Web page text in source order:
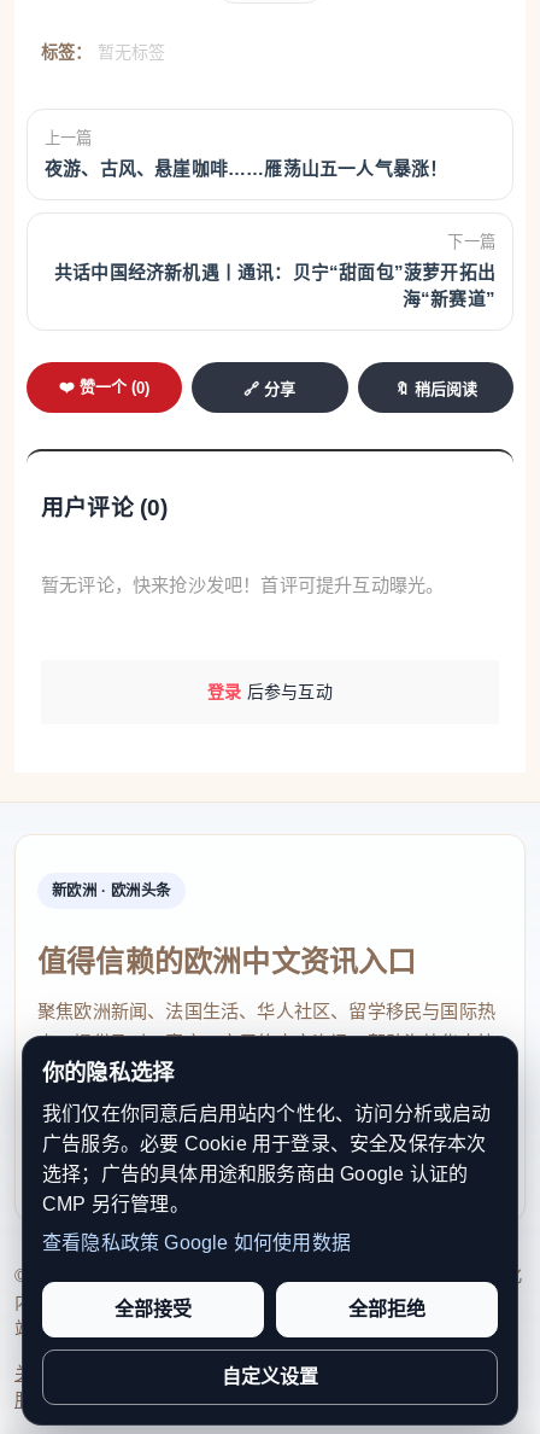
控制，在法庭旧址听完集中讲解后，观众的自由参观
新华社记者一行根据预约时间，在导游的带领下进入
防卫省。在防卫省高楼群的一处角落，外观素白、占
地规模不大的市谷纪念馆坐落于此，具有重大历史意
实际上，如今的市谷纪念馆，只是当年法庭的小部分
本部，也被称为“1号馆”，位于市谷纪念馆的东部。由
建办公大楼，因此“1号馆”大部分被拆除，当年的审判
大厅部分被保留并迁移至市谷纪念馆复原。
皇的“玉座”。大厅两侧布有展柜和照片。导游用大量
发言席、法官席、记者席等位置，根本没有提及当年
的审判如何进行、揭露了哪些战犯罪行，也未涉及日
日本近现代史学者、上海交通大学副研究员石田隆至
接受新华社记者采访时表示，东京审判法庭旧址如今
并不是一个让人们了解史实、反省历史的场所。
这是3月5日在日本东京拍摄的市谷纪念馆内景。新华
社记者 贾浩成 摄
避重就轻的展陈
市谷纪念馆的展陈呈现出明显的侧重和差异：在法庭
大厅一侧，一小排展柜展示着《远东国际军事法庭庭
审速记记录》等审判相关史料；大厅另一侧，却用更
多的展柜集中展示战争时期日军的军服、军刀等。
标签： 暂无标签
上一篇
夜游、古风、悬崖咖啡……雁荡山五一人气暴涨！
下一篇
共话中国经济新机遇丨通讯：贝宁“甜面包”菠萝开拓出
海“新赛道”
❤️ 赞一个 (0) 🔗 分享 🔖 稍后阅读
用户评论 (0)
暂无评论，快来抢沙发吧！首评可提升互动曝光。
登录 后参与互动
新欧洲 · 欧洲头条
值得信赖的欧洲中文资讯入口
聚焦欧洲新闻、法国生活、华人社区、留学移民与国际热
点，提供及时、真实、实用的中文资讯，帮助海外华人快
速了解欧洲动态。
contact@xinouzhou.com
服务支持、版权与合作：工作日优先处理站务、投稿与权
利通知
© 2026 新欧洲·欧洲头条. All Rights Reserved. 本网站持续优化
内容透明度、联系方式与用户权利说明，以提升品牌信任感和
站点完整度。
关于我们 编辑规范日期归档隐私政策
服务条款联系我们
你的隐私选择
我们仅在你同意后启用站内个性化、访问分析或启动
广告服务。必要 Cookie 用于登录、安全及保存本次
选择；广告的具体用途和服务商由 Google 认证的
CMP 另行管理。
查看隐私政策 Google 如何使用数据
全部接受 全部拒绝
自定义设置